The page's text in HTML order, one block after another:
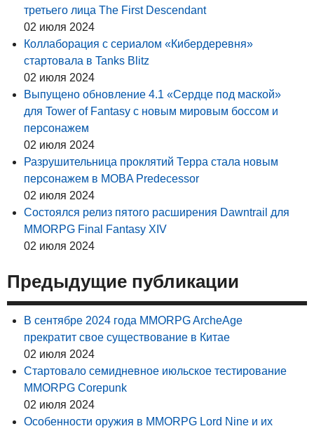
третьего лица The First Descendant
02 июля 2024
Коллаборация с сериалом «Кибердеревня»
стартовала в Tanks Blitz
02 июля 2024
Выпущено обновление 4.1 «Сердце под маской»
для Tower of Fantasy с новым мировым боссом и
персонажем
02 июля 2024
Разрушительница проклятий Терра стала новым
персонажем в MOBA Predecessor
02 июля 2024
Состоялся релиз пятого расширения Dawntrail для
MMORPG Final Fantasy XIV
02 июля 2024
Предыдущие публикации
В сентябре 2024 года MMORPG ArcheAge
прекратит свое существование в Китае
02 июля 2024
Стартовало семидневное июльское тестирование
MMORPG Corepunk
02 июля 2024
Особенности оружия в MMORPG Lord Nine и их